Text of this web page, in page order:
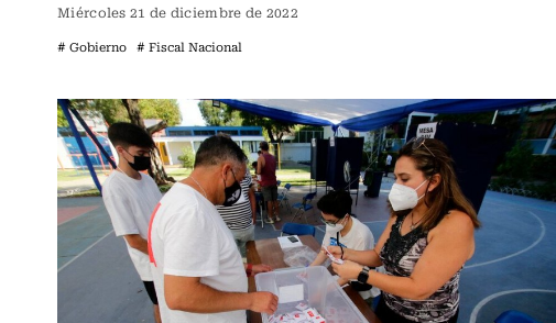
Miércoles 21 de diciembre de 2022
# Gobierno # Fiscal Nacional